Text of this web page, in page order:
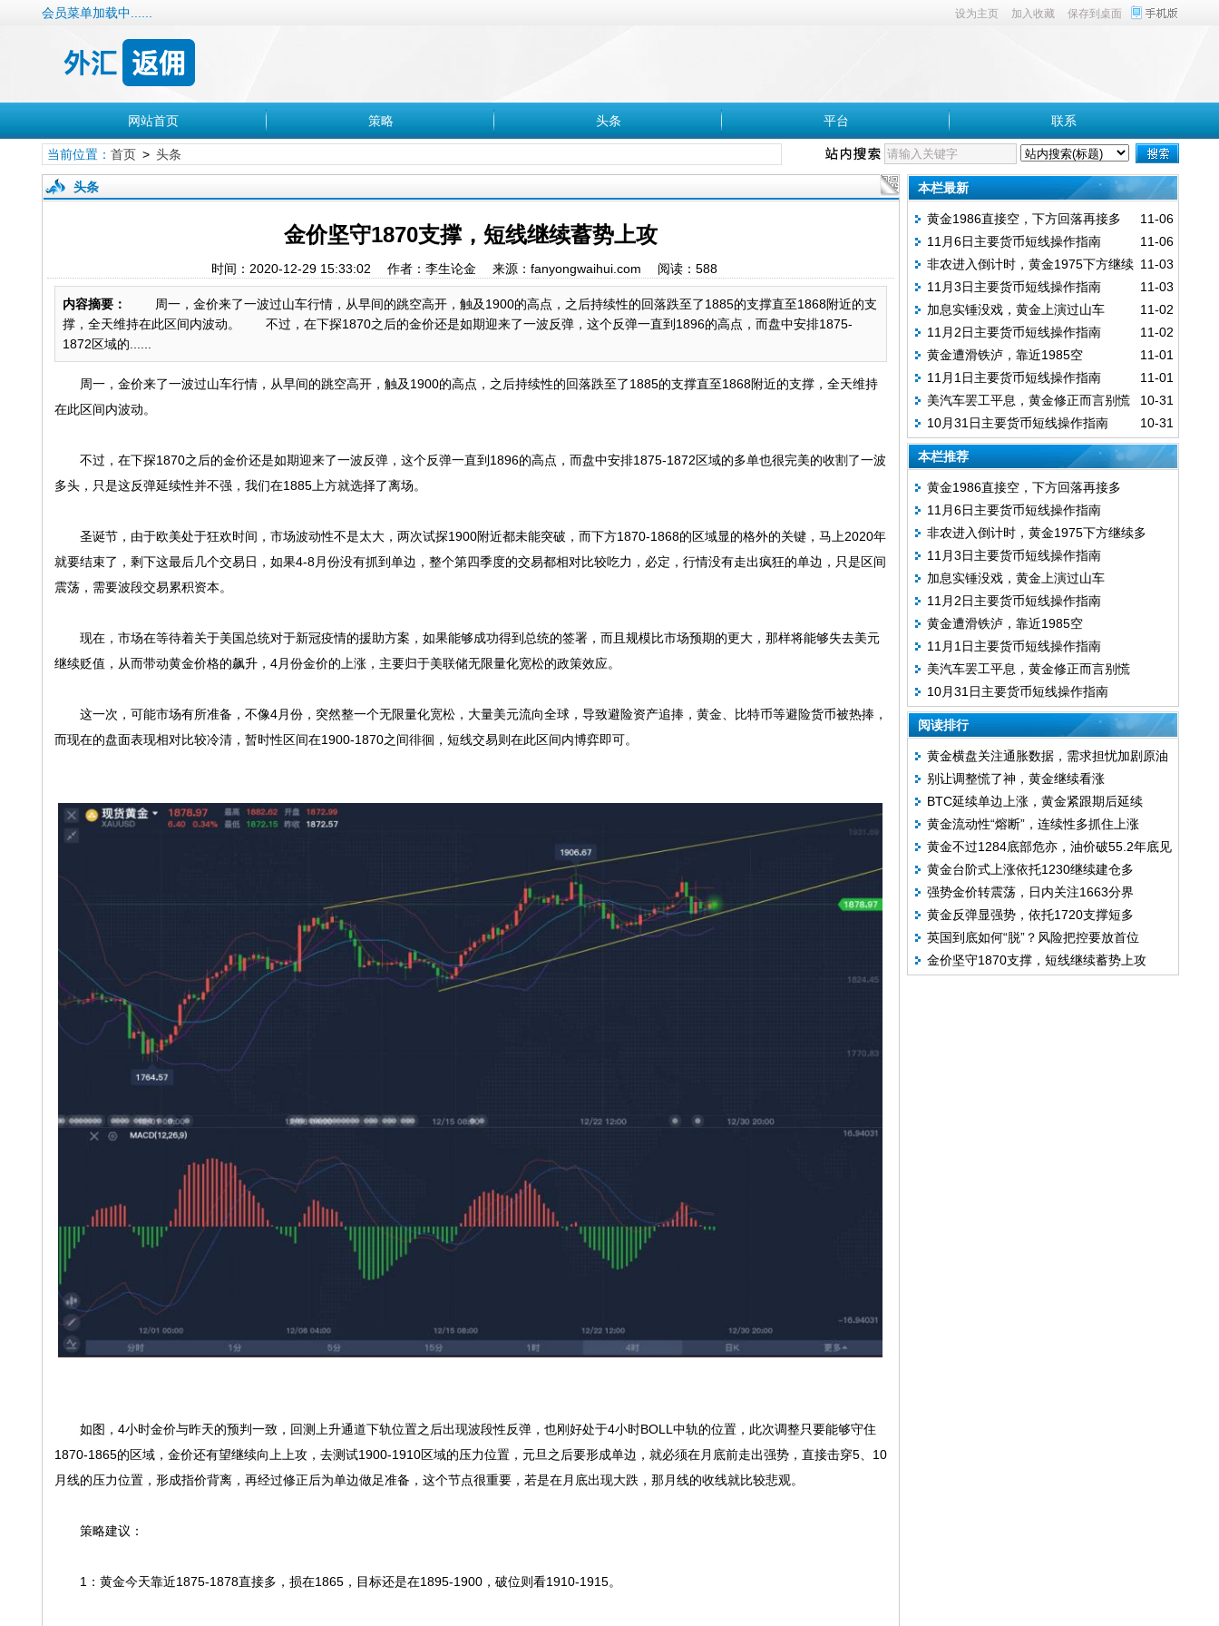
会员菜单加载中...... 设为主页 加入收藏 保存到桌面
网站首页 策略 头条 平台 联系
当前位置： 首页> 头条
头条
金价坚守1870支撑，短线继续蓄势上攻
时间：2020-12-29 15:33:02 作者：李生论金 来源：fanyongwaihui.com 阅读： 588
内容摘要：
周一，金价来了一波过山车行情，从早间的跳空高开，触及1900的高点，之后持续性的回落跌至了1885的支撑直至1868附近的支
撑，全天维持在此区间内波动。 不过，在下探1870之后的金价还是如期迎来了一波反弹，这个反弹一直到1896的高点，而盘中安排1875-
1872区域的......
周一，金价来了一波过山车行情，从早间的跳空高开，触及1900的高点，之后持续性的回落跌至了1885的支撑直至1868附近的支撑，全天维持
在此区间内波动。
不过，在下探1870之后的金价还是如期迎来了一波反弹，这个反弹一直到1896的高点，而盘中安排1875-1872区域的多单也很完美的收割了一波
多头，只是这反弹延续性并不强，我们在1885上方就选择了离场。
圣诞节，由于欧美处于狂欢时间，市场波动性不是太大，两次试探1900附近都未能突破，而下方1870-1868的区域显的格外的关键，马上2020年
就要结束了，剩下这最后几个交易日，如果4-8月份没有抓到单边，整个第四季度的交易都相对比较吃力，必定，行情没有走出疯狂的单边，只是区间
震荡，需要波段交易累积资本。
现在，市场在等待着关于美国总统对于新冠疫情的援助方案，如果能够成功得到总统的签署，而且规模比市场预期的更大，那样将能够失去美元
继续贬值，从而带动黄金价格的飙升，4月份金价的上涨，主要归于美联储无限量化宽松的政策效应。
这一次，可能市场有所准备，不像4月份，突然整一个无限量化宽松，大量美元流向全球，导致避险资产追捧，黄金、比特币等避险货币被热捧，
而现在的盘面表现相对比较冷清，暂时性区间在1900-1870之间徘徊，短线交易则在此区间内博弈即可。
如图，4小时金价与昨天的预判一致，回测上升通道下轨位置之后出现波段性反弹，也刚好处于4小时BOLL中轨的位置，此次调整只要能够守住
1870-1865的区域，金价还有望继续向上上攻，去测试1900-1910区域的压力位置，元旦之后要形成单边，就必须在月底前走出强势，直接击穿5、10
月线的压力位置，形成指价背离，再经过修正后为单边做足准备，这个节点很重要，若是在月底出现大跌，那月线的收线就比较悲观。
策略建议：
1：黄金今天靠近1875-1878直接多，损在1865，目标还是在1895-1900，破位则看1910-1915。
本栏最新
11-06
黄金1986直接空，下方回落再接多
11-06
11月6日主要货币短线操作指南
11-03
非农进入倒计时，黄金1975下方继续
多
11-03
11月3日主要货币短线操作指南
11-02
加息实锤没戏，黄金上演过山车
11-02
11月2日主要货币短线操作指南
11-01
黄金遭滑铁泸，靠近1985空
11-01
11月1日主要货币短线操作指南
10-31
美汽车罢工平息，黄金修正而言别慌
10-31
10月31日主要货币短线操作指南
本栏推荐
黄金1986直接空，下方回落再接多
11月6日主要货币短线操作指南
非农进入倒计时，黄金1975下方继续多
11月3日主要货币短线操作指南
加息实锤没戏，黄金上演过山车
11月2日主要货币短线操作指南
黄金遭滑铁泸，靠近1985空
11月1日主要货币短线操作指南
美汽车罢工平息，黄金修正而言别慌
10月31日主要货币短线操作指南
阅读排行
黄金横盘关注通胀数据，需求担忧加剧原油
持续下滑
别让调整慌了神，黄金继续看涨
BTC延续单边上涨，黄金紧跟期后延续
黄金流动性“熔断”，连续性多抓住上涨
黄金不过1284底部危亦，油价破55.2年底见
59
黄金台阶式上涨依托1230继续建仓多
强势金价转震荡，日内关注1663分界
黄金反弹显强势，依托1720支撑短多
英国到底如何“脱”？风险把控要放首位
金价坚守1870支撑，短线继续蓄势上攻